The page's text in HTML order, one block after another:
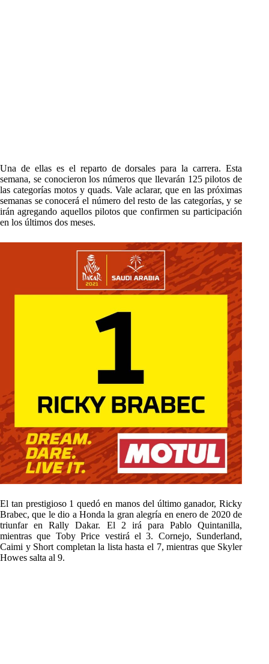
Una de ellas es el reparto de dorsales para la carrera. Esta
semana, se conocieron los números que llevarán 125 pilotos de
las categorías motos y quads. Vale aclarar, que en las próximas
semanas se conocerá el número del resto de las categorías, y se
irán agregando aquellos pilotos que confirmen su participación
en los últimos dos meses.
El tan prestigioso 1 quedó en manos del último ganador, Ricky
Brabec, que le dio a Honda la gran alegría en enero de 2020 de
triunfar en Rally Dakar. El 2 irá para Pablo Quintanilla,
mientras que Toby Price vestirá el 3. Cornejo, Sunderland,
Caimi y Short completan la lista hasta el 7, mientras que Skyler
Howes salta al 9.